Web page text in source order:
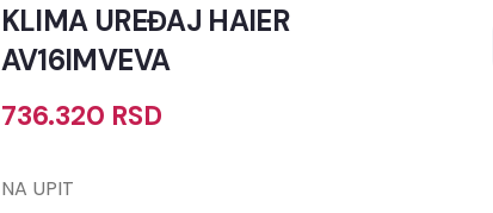
KLIMA UREĐAJ HAIER
AV16IMVEVA
736.320 RSD
NA UPIT